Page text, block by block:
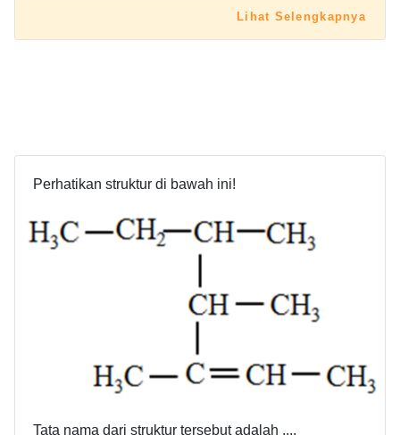
Lihat Selengkapnya
Perhatikan struktur di bawah ini!
Tata nama dari struktur tersebut adalah ....